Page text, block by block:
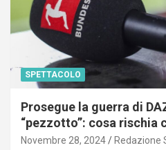
SPETTACOLO
Prosegue la guerra di
“pezzotto”: cosa rischia
Novembre 28, 2024 Redazione